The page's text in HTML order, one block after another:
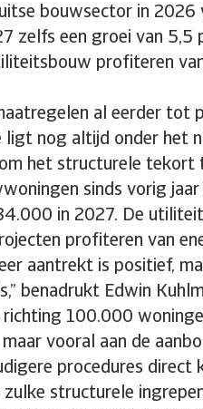
bouwsector in 2026
zelfs een groei van 5,5
profiteren
al eerder tot
nog altijd onder het
het structurele tekort
sinds vorig
in 2027. De
profiteren van
aantrekt is positief,
benadrukt Edwin
100.000
vooral aan de
procedures direct
structurele